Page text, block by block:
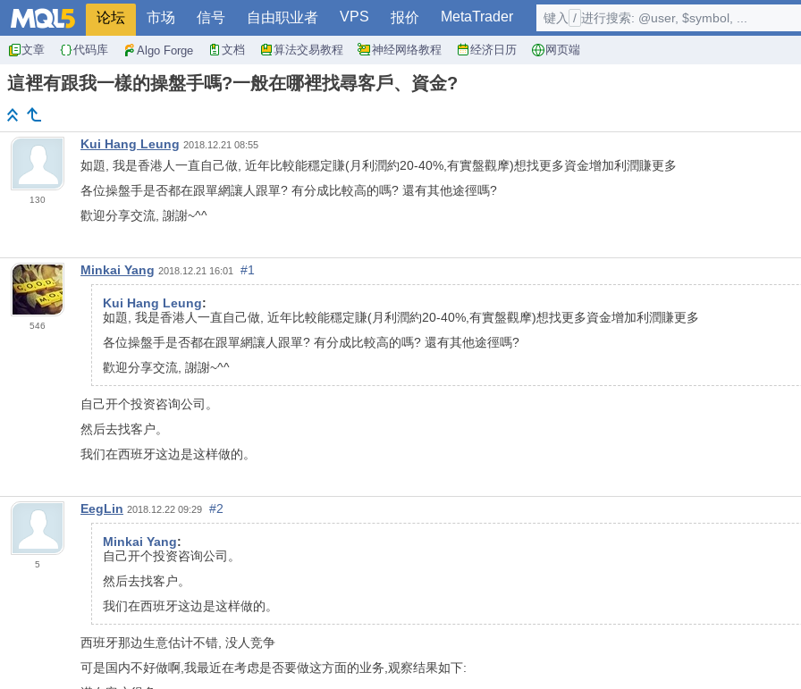
论坛 市场 信号 自由职业者 VPS 报价 MetaTrader
文章 代码库 Algo Forge 文档 算法交易教程 神经网络教程 经济日历 网页端
键入 / 进行搜索: @user, $symbol, ...
這裡有跟我一樣的操盤手嗎?一般在哪裡找尋客戶、資金?
130
Kui Hang Leung 2018.12.21 08:55
如題, 我是香港人一直自己做, 近年比較能穩定賺(月利潤約20-40%,有實盤觀摩)想找更多資金增加利潤賺更多
各位操盤手是否都在跟單網讓人跟單? 有分成比較高的嗎? 還有其他途徑嗎?
歡迎分享交流, 謝謝~^^
546
Minkai Yang 2018.12.21 16:01 #1
Kui Hang Leung:
如題, 我是香港人一直自己做, 近年比較能穩定賺(月利潤約20-40%,有實盤觀摩)想找更多資金增加利潤賺更多
各位操盤手是否都在跟單網讓人跟單? 有分成比較高的嗎? 還有其他途徑嗎?
歡迎分享交流, 謝謝~^^
自己开个投资咨询公司。
然后去找客户。
我们在西班牙这边是这样做的。
5
EegLin 2018.12.22 09:29 #2
Minkai Yang:
自己开个投资咨询公司。
然后去找客户。
我们在西班牙这边是这样做的。
西班牙那边生意估计不错, 没人竞争
可是国内不好做啊,我最近在考虑是否要做这方面的业务,观察结果如下: